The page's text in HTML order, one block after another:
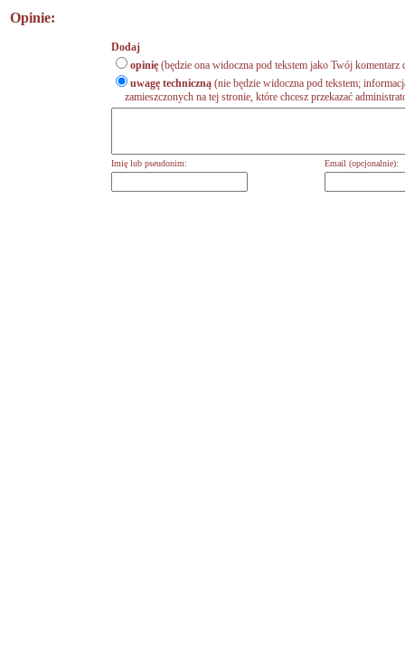
Opinie:
Dodaj
opinię (będzie ona widoczna pod tekstem jako Twój komentarz
uwagę techniczną (nie będzie widoczna pod tekstem;
zamieszczonych na tej stronie, które chcesz przekazać
Imię lub pseudonim: Email (opcjonalnie):